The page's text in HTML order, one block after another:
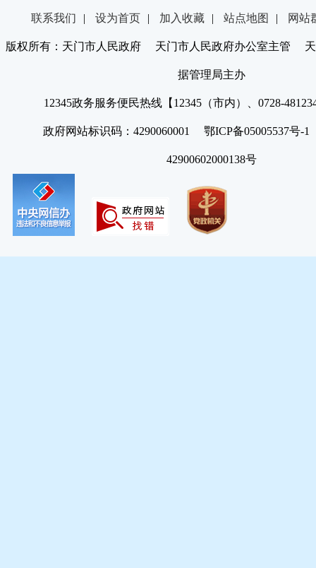
联系我们 | 设为首页 | 加入收藏 | 站点地图 | 网站
版权所有：天门市人民政府 天门市人民政府办公室主管 天
据管理局主办
12345政务服务便民热线【12345（市内）、0728-
政府网站标识码：4290060001 鄂ICP备05005537号
42900602000138号